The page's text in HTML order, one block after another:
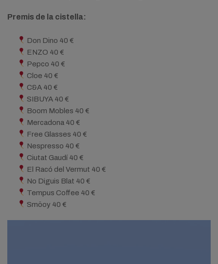
Premis de la cistella:
Don Dino 40 €
ENZO 40 €
Pepco 40 €
Cloe 40 €
C&A 40 €
SIBUYA 40 €
Boom Mobles 40 €
Mercadona 40 €
Free Glasses 40 €
Nespresso 40 €
Ciutat Gaudí 40 €
El Racó del Vermut 40 €
No Diguis Blat 40 €
Tempus Coffee 40 €
Smöoy 40 €